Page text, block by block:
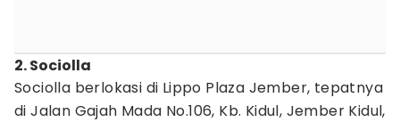
2. Sociolla
Sociolla berlokasi di Lippo Plaza Jember, tepatnya
di Jalan Gajah Mada No.106, Kb. Kidul, Jember Kidul,